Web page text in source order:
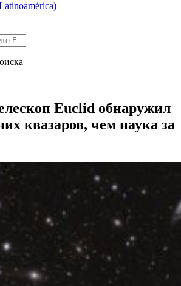
Euclid обнаружил
квазаров, чем наука за